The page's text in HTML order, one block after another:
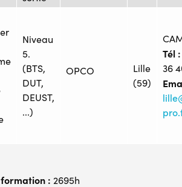
Niveau
5.
(BTS,
DUT,
DEUST,
...)
OPCO
Lille
(59)
Tél :
36
: 2695h